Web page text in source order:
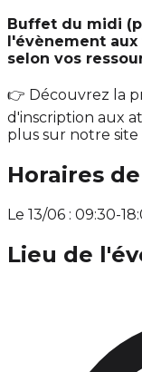
Buffet du midi
l'évènement aux
selon vos
👉 Découvrez la
d'inscription aux
plus sur notre
Horaires
Le 13/06 : 09:30-
Lieu de